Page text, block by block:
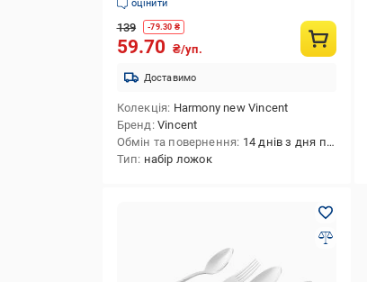
оцінити
139 -79.30 ₴
59.70 ₴/уп.
Доставимо
Колекція Harmony new Vincent
Бренд Vincent
Обмін та повернення 14 днів з дня покупки
Тип набір ложок